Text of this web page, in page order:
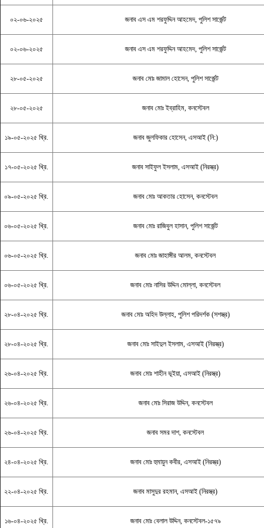
০২-০৬-২০২৫ জনাব এস এম শরফুদ্দিন আহমেদ, পুলিশ সার্জেন্ট
০২-০৬-২০২৫ জনাব এস এম শরফুদ্দিন আহমেদ, পুলিশ সার্জেন্ট
২৮-০৫-২০২৫ জনাব মোঃ জামাল হোসেন, পুলিশ সার্জেন্ট
২৮-০৫-২০২৫ জনাব মোঃ ইব্রাহিম, কনস্টেবল
১৯-০৫-২০২৫ খ্রি. জনাব জুলফিকার হোসেন, এসআই (নি:)
১৭-০৫-২০২৫ খ্রি. জনাব সাইফুল ইসলাম, এসআই (নিরস্ত্র)
০৯-০৫-২০২৫ খ্রি. জনাব মোঃ আকতার হোসেন, কনস্টেবল
০৬-০৫-২০২৫ খ্রি. জনাব মোঃ রাজিবুল হাসান, পুলিশ সার্জেন্ট
০৬-০৫-২০২৫ খ্রি. জনাব মোঃ জাহাঙ্গীর আলম, কনস্টেবল
০৬-০৫-২০২৫ খ্রি. জনাব মোঃ নাসির উদ্দিন মোল্লা, কনস্টেবল
২৮-০৪-২০২৫ খ্রি. জনাব মোঃ অহিদ উল্লাহ, পুলিশ পরিদর্শক (সশস্ত্র)
২৮-০৪-২০২৫ খ্রি. জনাব মোঃ সাইদুল ইসলাম, এসআই (নিরস্ত্র)
২৬-০৪-২০২৫ খ্রি. জনাব মোঃ শাহীন ভূইয়া, এসআই (নিরস্ত্র)
২৬-০৪-২০২৫ খ্রি. জনাব মোঃ সিরাজ উদ্দিন, কনস্টেবল
২৬-০৪-২০২৫ খ্রি. জনাব সমর দাশ, কনস্টেবল
২৪-০৪-২০২৫ খ্রি. জনাব মোঃ হুমায়ুন কবীর, এসআই (নিরস্ত্র)
২২-০৪-২০২৫ খ্রি. জনাব মাসুদুর রহমান, এসআই (নিরস্ত্র)
১৬-০৪-২০২৫ খ্রি. জনাব মোঃ বেলাল উদ্দিন, কনস্টেবল-১৫৭৯